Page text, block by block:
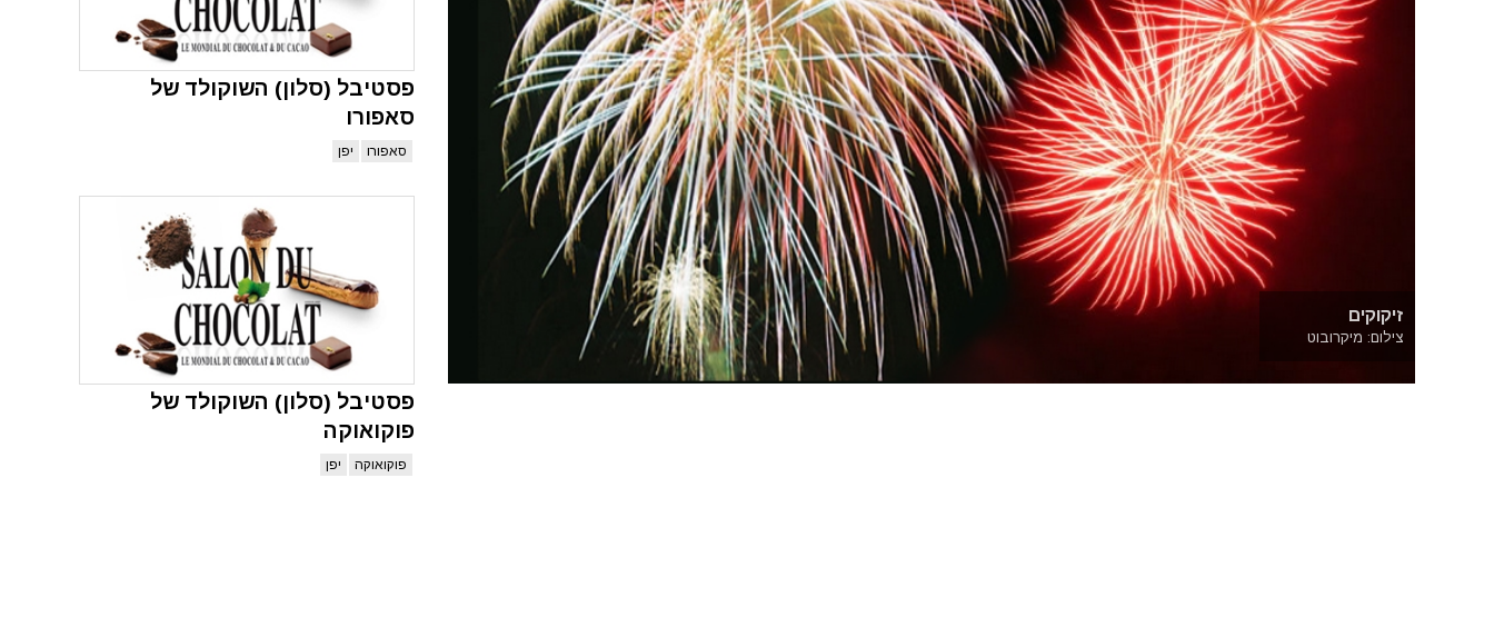
פסטיבל (סלון) השוקולד של
סאפורו
סאפורו יפן
פסטיבל (סלון) השוקולד של
פוקואוקה
פוקואוקה יפן
זיקוקים
צילום: מיקרובוט